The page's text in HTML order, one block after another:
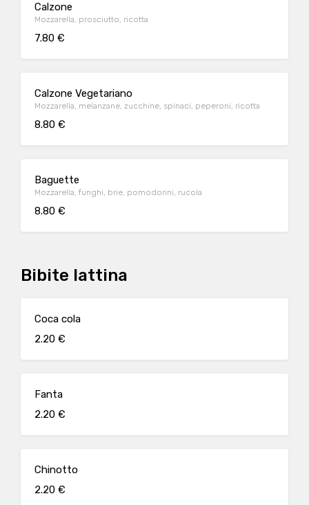
Calzone
Mozzarella, prosciutto, ricotta
7.80 €
Calzone Vegetariano
Mozzarella, melanzane, zucchine, spinaci, peperoni, ricotta
8.80 €
Baguette
Mozzarella, funghi, brie, pomodorini, rucola
8.80 €
Bibite lattina
Coca cola
2.20 €
Fanta
2.20 €
Chinotto
2.20 €